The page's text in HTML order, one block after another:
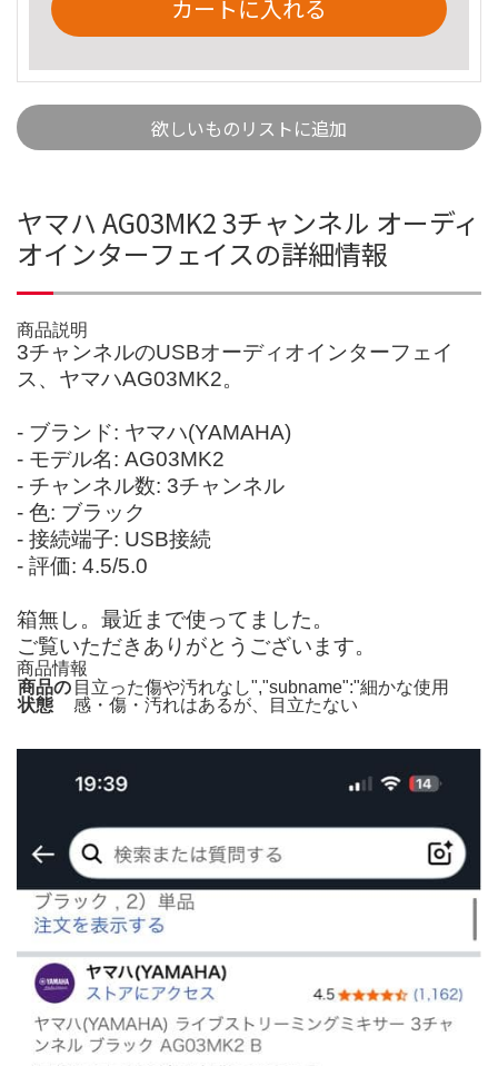
カートに入れる
欲しいものリストに追加
ヤマハ AG03MK2 3チャンネル オーディ
オインターフェイスの詳細情報
商品説明
3チャンネルのUSBオーディオインターフェイ
ス、ヤマハAG03MK2。
- ブランド: ヤマハ(YAMAHA)
- モデル名: AG03MK2
- チャンネル数: 3チャンネル
- 色: ブラック
- 接続端子: USB接続
- 評価: 4.5/5.0
箱無し。最近まで使ってました。
ご覧いただきありがとうございます。
商品情報
商品の
状態
目立った傷や汚れなし","subname":"細かな使用
感・傷・汚れはあるが、目立たない